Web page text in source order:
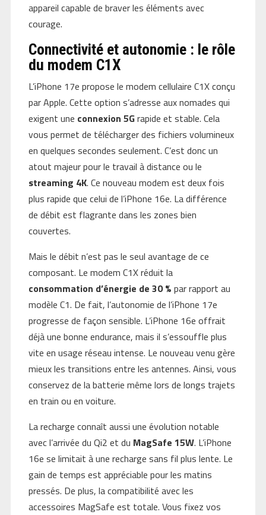
appareil capable de braver les éléments avec
courage.
Connectivité et autonomie : le rôle
du modem C1X
L’iPhone 17e propose le modem cellulaire C1X conçu
par Apple. Cette option s’adresse aux nomades qui
exigent une connexion 5Grapide et stable. Cela
vous permet de télécharger des fichiers volumineux
en quelques secondes seulement. C’est donc un
atout majeur pour le travail à distance ou le
streaming 4K. Ce nouveau modem est deux fois
plus rapide que celui de l’iPhone 16e. La différence
de débit est flagrante dans les zones bien
couvertes.
Mais le débit n’est pas le seul avantage de ce
composant. Le modem C1X réduit la
consommation d’énergie de 30 % par rapport au
modèle C1. De fait, l’autonomie de l’iPhone 17e
progresse de façon sensible. L’iPhone 16e offrait
déjà une bonne endurance, mais il s’essouffle plus
vite en usage réseau intense. Le nouveau venu gère
mieux les transitions entre les antennes. Ainsi, vous
conservez de la batterie même lors de longs trajets
en train ou en voiture.
La recharge connaît aussi une évolution notable
avec l’arrivée du Qi2 et du MagSafe 15W. L’iPhone
16e se limitait à une recharge sans fil plus lente. Le
gain de temps est appréciable pour les matins
pressés. De plus, la compatibilité avec les
accessoires MagSafe est totale. Vous fixez vos